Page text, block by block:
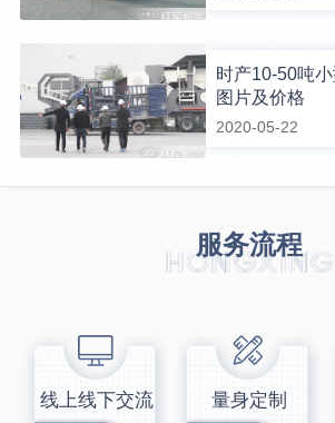
时产10-50吨
图片及价格
2020-05-22
服务流程
线上线下交流 量身定制